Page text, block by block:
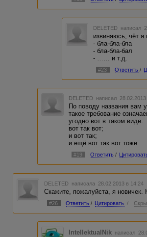
DELETED написал
извиняюсь, чёт я
- бла-бла-бла
- бла-бла-бал
- …… и т.д.
#23 Ответить /
DELETED написал
По поводу названия вам
такое требование
угодно вот в таком виде:
вот так вот;
и вот так;
и ещё вот так вот тоже.
#19 Ответить /
DELETED написала 28.02.2013 в 14:24
Скажите, пожалуйста, я новичек.
#26 Ответить / Цитировать /
IntellektualNik написал